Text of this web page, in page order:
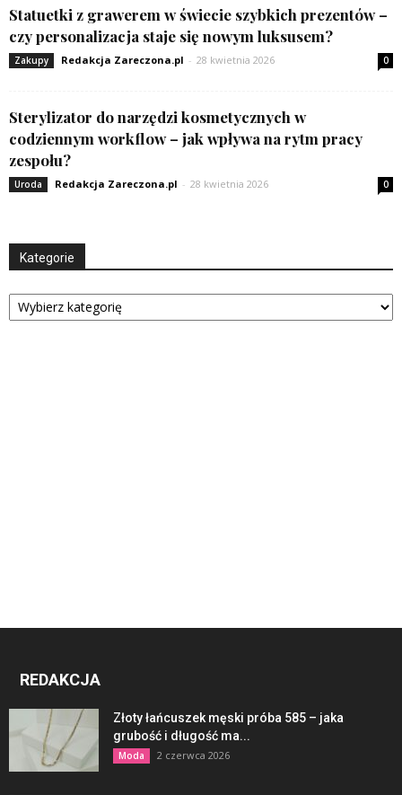
Statuetki z grawerem w świecie szybkich prezentów –
czy personalizacja staje się nowym luksusem?
Zakupy Redakcja Zareczona.pl - 28 kwietnia 2026 0
Sterylizator do narzędzi kosmetycznych w
codziennym workflow – jak wpływa na rytm pracy
zespołu?
Uroda Redakcja Zareczona.pl - 28 kwietnia 2026 0
Kategorie
Kategorie
REDAKCJA
Złoty łańcuszek męski próba 585 – jaka
grubość i długość ma...
Moda 2 czerwca 2026